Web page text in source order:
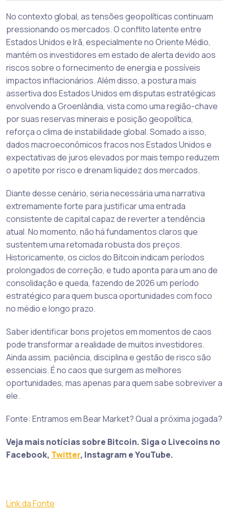
No contexto global, as tensões geopolíticas continuam
pressionando os mercados. O conflito latente entre
Estados Unidos e Irã, especialmente no Oriente Médio,
mantém os investidores em estado de alerta devido aos
riscos sobre o fornecimento de energia e possíveis
impactos inflacionários. Além disso, a postura mais
assertiva dos Estados Unidos em disputas estratégicas
envolvendo a Groenlândia, vista como uma região-chave
por suas reservas minerais e posição geopolítica,
reforça o clima de instabilidade global. Somado a isso,
dados macroeconômicos fracos nos Estados Unidos e
expectativas de juros elevados por mais tempo reduzem
o apetite por risco e drenam liquidez dos mercados.
Diante desse cenário, seria necessária uma narrativa
extremamente forte para justificar uma entrada
consistente de capital capaz de reverter a tendência
atual. No momento, não há fundamentos claros que
sustentem uma retomada robusta dos preços.
Historicamente, os ciclos do Bitcoin indicam períodos
prolongados de correção, e tudo aponta para um ano de
consolidação e queda, fazendo de 2026 um período
estratégico para quem busca oportunidades com foco
no médio e longo prazo.
Saber identificar bons projetos em momentos de caos
pode transformar a realidade de muitos investidores.
Ainda assim, paciência, disciplina e gestão de risco são
essenciais. É no caos que surgem as melhores
oportunidades, mas apenas para quem sabe sobreviver a
ele.
Fonte: Entramos em Bear Market? Qual a próxima jogada?
Veja mais notícias sobre Bitcoin. Siga o Livecoins no
Facebook, Twitter, Instagram e YouTube.
Link da Fonte